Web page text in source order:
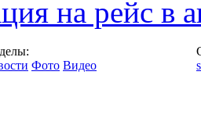
на рейс в
Фото Видео